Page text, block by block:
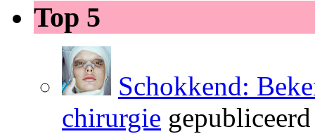
Top 5
Schokkend:
chirurgie